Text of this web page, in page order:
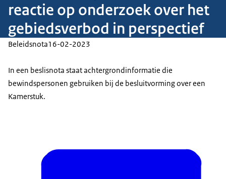
reactie op onderzoek over het
gebiedsverbod in perspectief
Beleidsnota16-02-2023
In een beslisnota staat achtergrondinformatie die
bewindspersonen gebruiken bij de besluitvorming over een
Kamerstuk.